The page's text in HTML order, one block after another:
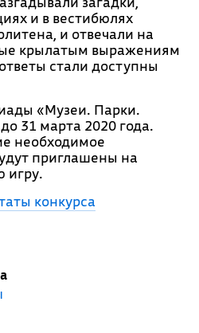
и в вестибюлях
и отвечали на
крылатым выражениям
стали доступны
«Музеи. Парки.
31 марта 2020 года.
необходимое
приглашены на
игру.
конкурса